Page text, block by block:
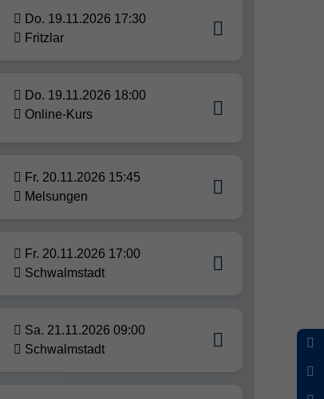
Do. 19.11.2026 17:30
Fritzlar
Do. 19.11.2026 18:00
Online-Kurs
Fr. 20.11.2026 15:45
Melsungen
Fr. 20.11.2026 17:00
Schwalmstadt
Sa. 21.11.2026 09:00
Schwalmstadt